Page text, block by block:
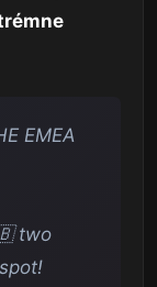
EMEA
two